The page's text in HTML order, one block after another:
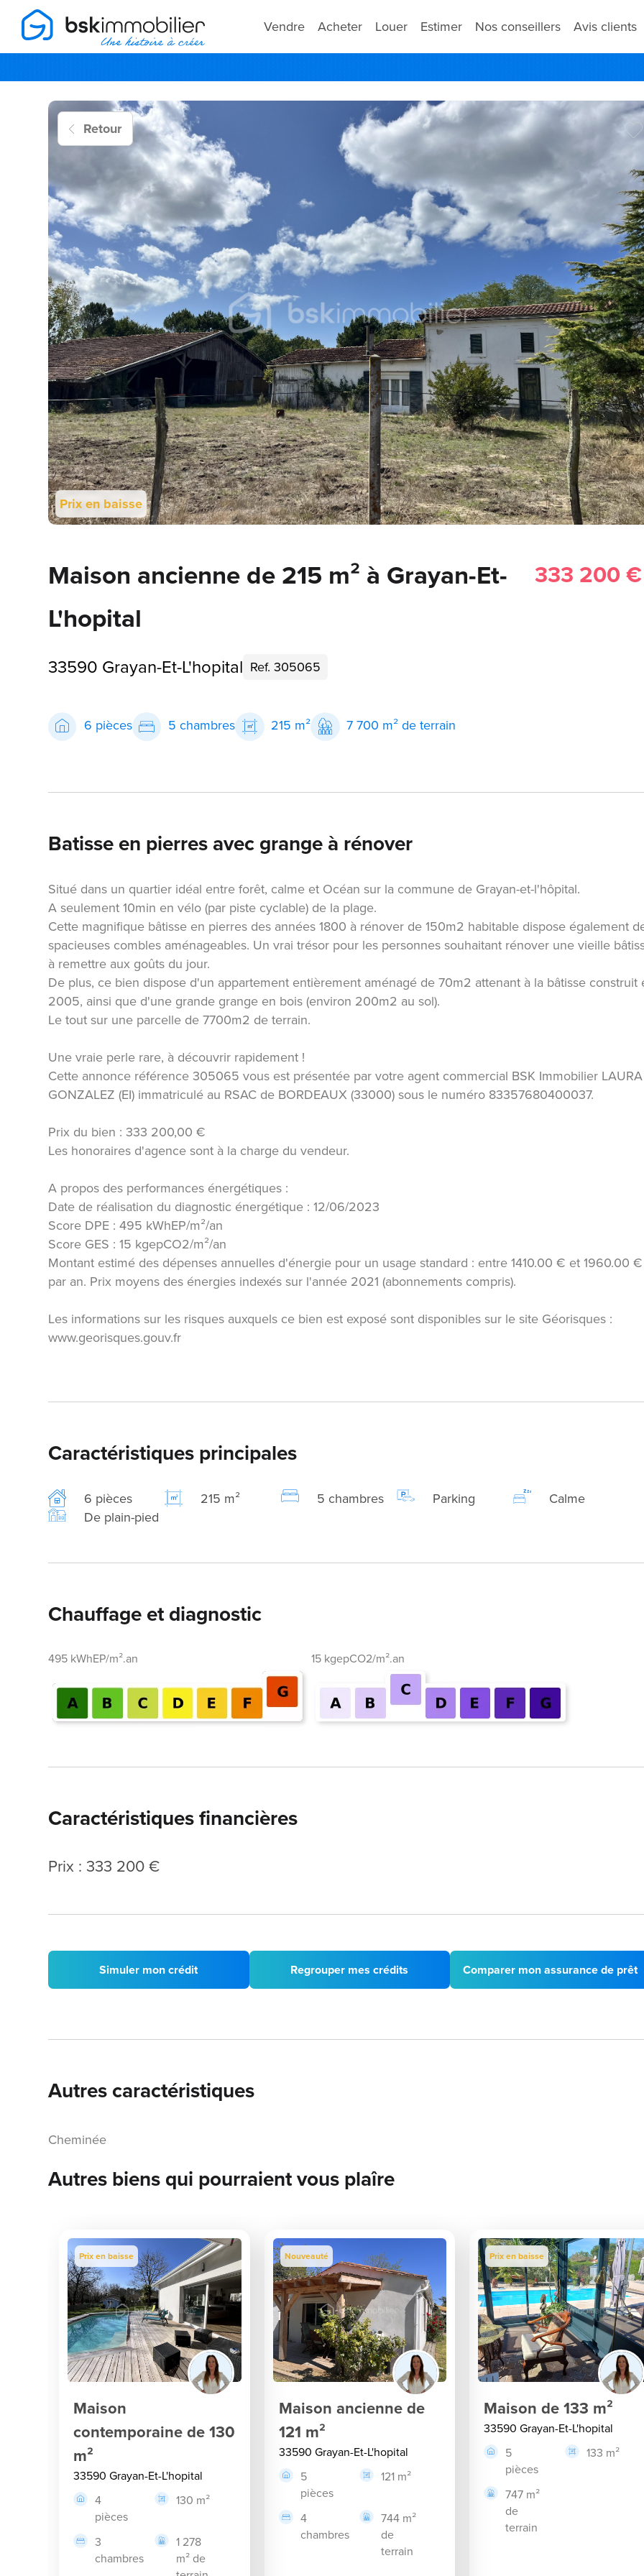
Vendre Acheter Louer Estimer Nos conseillers Avis clients
Retour
Prix en baisse
Maison ancienne de 215 m² à Grayan-Et-
L'hopital
333 200 €
33590 Grayan-Et-L'hopital Ref. 305065
6 pièces 5 chambres 215 m² 7 700 m² de terrain
Batisse en pierres avec grange à rénover
Situé dans un quartier idéal entre forêt, calme et Océan sur la commune de Grayan-et-l'hôpital.
A seulement 10min en vélo (par piste cyclable) de la plage.
Cette magnifique bâtisse en pierres des années 1800 à rénover de 150m2 habitable dispose également
spacieuses combles aménageables. Un vrai trésor pour les personnes souhaitant rénover une vieille
à remettre aux goûts du jour.
De plus, ce bien dispose d'un appartement entièrement aménagé de 70m2 attenant à la bâtisse construit
2005, ainsi que d'une grande grange en bois (environ 200m2 au sol).
Le tout sur une parcelle de 7700m2 de terrain.
Une vraie perle rare, à découvrir rapidement !
Cette annonce référence 305065 vous est présentée par votre agent commercial BSK Immobilier LAURA
GONZALEZ (EI) immatriculé au RSAC de BORDEAUX (33000) sous le numéro 83357680400037.
Prix du bien : 333 200,00 €
Les honoraires d'agence sont à la charge du vendeur.
A propos des performances énergétiques :
Date de réalisation du diagnostic énergétique : 12/06/2023
Score DPE : 495 kWhEP/m²/an
Score GES : 15 kgepCO2/m²/an
Montant estimé des dépenses annuelles d'énergie pour un usage standard : entre 1410.00 € et 1960.00 €
par an. Prix moyens des énergies indexés sur l'année 2021 (abonnements compris).
Les informations sur les risques auxquels ce bien est exposé sont disponibles sur le site Géorisques :
www.georisques.gouv.fr
Caractéristiques principales
6 pièces 215 m² 5 chambres Parking
Calme
De plain-pied
Chauffage et diagnostic
495 kWhEP/m².an 15 kgepCO2/m².an
Caractéristiques financières
Prix : 333 200 €
Simuler mon crédit Regrouper mes crédits Comparer mon assurance de prêt
Autres caractéristiques
Cheminée
Autres biens qui pourraient vous plaîre
Prix en baisse
Maison
contemporaine de 130
m²
33590 Grayan-Et-L'hopital
4
pièces
130 m²
3
chambres
1 278
m² de
Nouveauté
Maison ancienne de
121 m²
33590 Grayan-Et-L'hopital
5
pièces
121 m²
4
chambres
744 m²
de
terrain
Prix en baisse
Maison de 133 m²
33590 Grayan-Et-L'hopital
5
pièces
133 m²
747 m²
de
terrain